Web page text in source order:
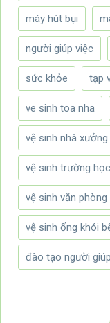
máy hút bụi
người giúp việc
sức khỏe tạp
ve sinh toa nha
vệ sinh nhà xưởng
vệ sinh trường học
vệ sinh văn phòng
vệ sinh ống khói
đào tạo người